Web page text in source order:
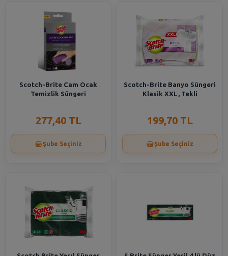
Scotch-Brite Cam Ocak
Temizlik Süngeri
277,40 TL
Şube Seçiniz
Scotch-Brite Banyo Süngeri
Klasik XXL, Tekli
199,70 TL
Şube Seçiniz